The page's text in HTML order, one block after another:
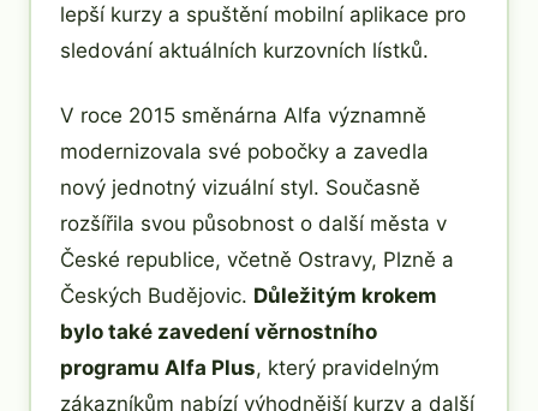
lepší kurzy a spuštění mobilní aplikace pro
sledování aktuálních kurzovních lístků.
V roce 2015 směnárna Alfa významně
modernizovala své pobočky a zavedla
nový jednotný vizuální styl. Současně
rozšířila svou působnost o další města v
České republice, včetně Ostravy, Plzně a
Českých Budějovic. Důležitým krokem
bylo také zavedení věrnostního
programu Alfa Plus, který pravidelným
zákazníkům nabízí výhodnější kurzy a další